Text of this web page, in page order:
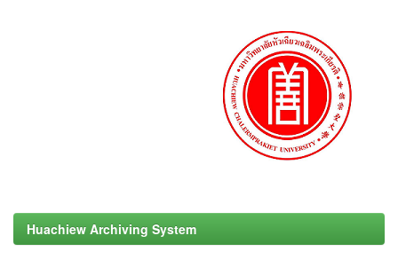
Huachiew Archiving System